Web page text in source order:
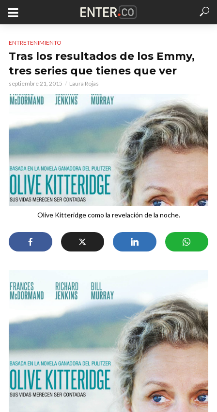
ENTRETENIMIENTO
Tras los resultados de los Emmy,
tres series que tienes que ver
septiembre 21, 2015 Laura Rojas
Olive Kitteridge como la revelación de la noche.